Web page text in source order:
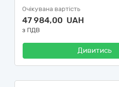
Очікувана вартість
47 984,00 UAH
з ПДВ
Дивитись